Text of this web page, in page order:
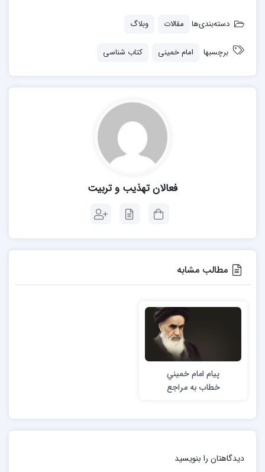
دسته‌بندی‌ها مقالات وبلاگ
برچسبها امام خمینی کتاب شناسی
فعالان تهذیب و تربیت
مطالب مشابه
پيام امام خميني
خطاب به مراجع
دیدگاهتان را بنویسید